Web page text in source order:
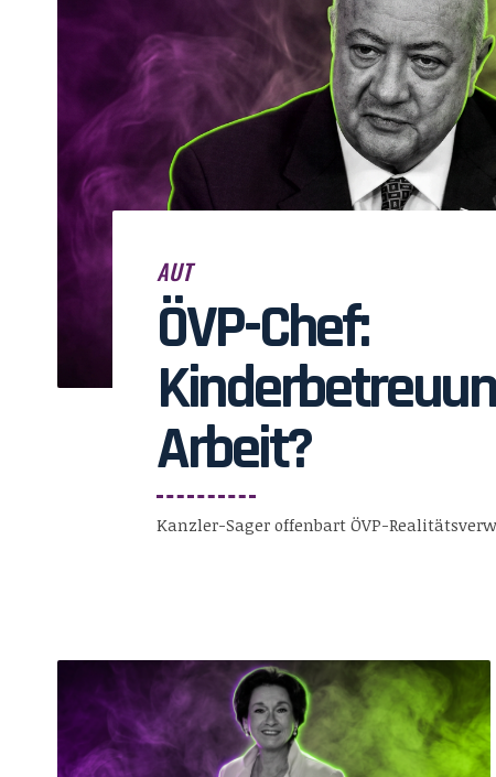
AUT
ÖVP-Chef:
Arbeit?
Kanzler-Sager offenbart ÖVP-